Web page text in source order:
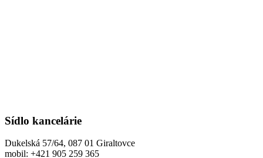
Sídlo kancelárie
Dukelská 57/64, 087 01 Giraltovce
mobil: +421 905 259 365